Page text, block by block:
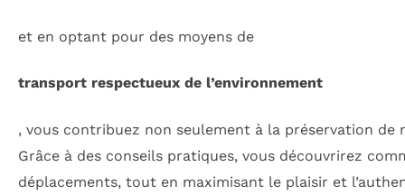
et en optant pour des moyens de
transport respectueux de l’environnement
, vous contribuez non seulement à la préservation de
Grâce à des conseils pratiques, vous découvrirez
déplacements, tout en maximisant le plaisir et